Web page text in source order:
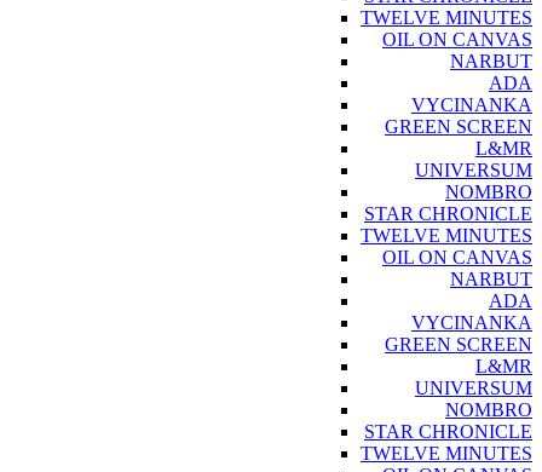
TWELVE MINUTES
OIL ON CANVAS
NARBUT
ADA
VYCINANKA
GREEN SCREEN
L&MR
UNIVERSUM
NOMBRO
STAR CHRONICLE
TWELVE MINUTES
OIL ON CANVAS
NARBUT
ADA
VYCINANKA
GREEN SCREEN
L&MR
UNIVERSUM
NOMBRO
STAR CHRONICLE
TWELVE MINUTES